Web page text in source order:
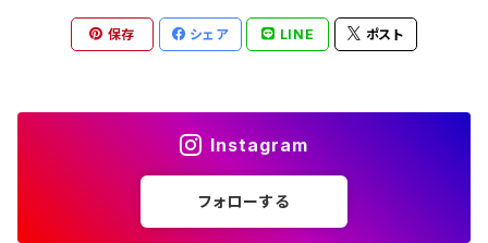
保存 シェア LINE ポスト
Instagram
フォローする